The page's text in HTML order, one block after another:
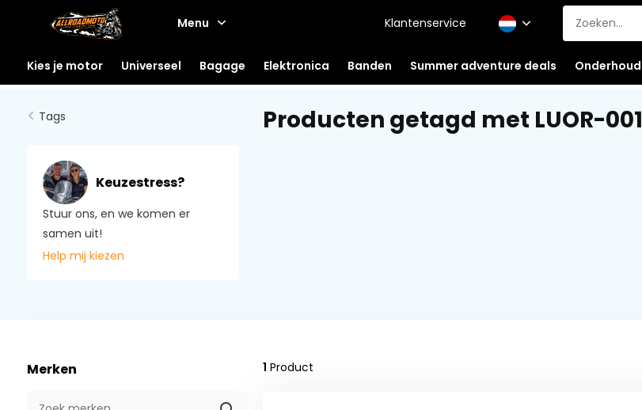
Menu Klantenservice
Kies je motor Universeel Bagage Elektronica Banden Summer adventure deals Onderhoud
Tags
Keuzestress?
Stuur ons, en we komen er
samen uit!
Help mij kiezen
Producten getagd met LUOR-001
Merken 1 Product